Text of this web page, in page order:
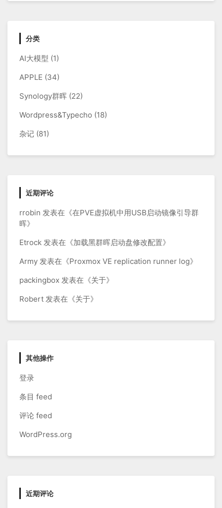
分类
AI大模型 (1)
APPLE (34)
Synology群晖 (22)
Wordpress&Typecho (18)
杂记 (81)
近期评论
rrobin 发表在《在PVE虚拟机中用USB启动镜像引导群
晖》
Etrock 发表在《加载黑群晖启动盘修改配置》
Army 发表在《Proxmox VE replication runner log》
packingbox 发表在《关于》
Robert 发表在《关于》
其他操作
登录
条目 feed
评论 feed
WordPress.org
近期评论